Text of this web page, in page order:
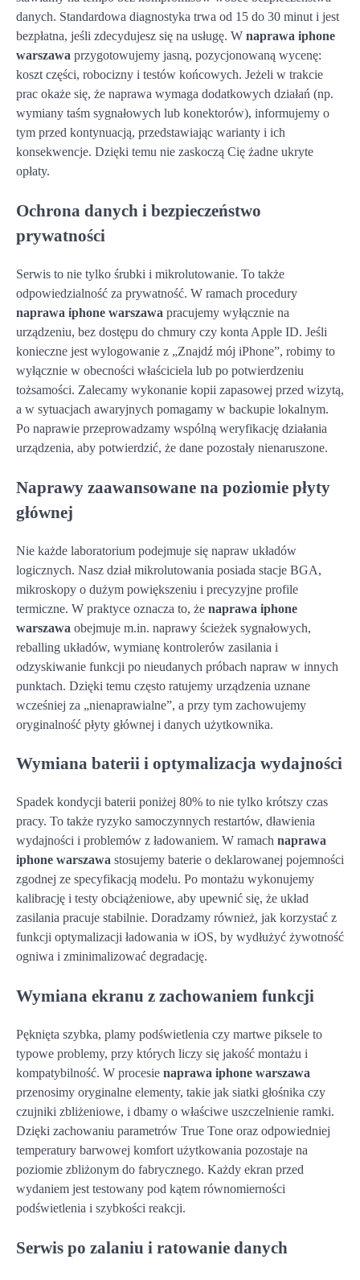
danych. Standardowa diagnostyka trwa od 15 do 30 minut i jest
bezpłatna, jeśli zdecydujesz się na usługę. W naprawa iphone
warszawa przygotowujemy jasną, pozycjonowaną wycenę:
koszt części, robocizny i testów końcowych. Jeżeli w trakcie
prac okaże się, że naprawa wymaga dodatkowych działań (np.
wymiany taśm sygnałowych lub konektorów), informujemy o
tym przed kontynuacją, przedstawiając warianty i ich
konsekwencje. Dzięki temu nie zaskoczą Cię żadne ukryte
opłaty.
Ochrona danych i bezpieczeństwo
prywatności
Serwis to nie tylko śrubki i mikrolutowanie. To także
odpowiedzialność za prywatność. W ramach procedury
naprawa iphone warszawa pracujemy wyłącznie na
urządzeniu, bez dostępu do chmury czy konta Apple ID. Jeśli
konieczne jest wylogowanie z „Znajdź mój iPhone”, robimy to
wyłącznie w obecności właściciela lub po potwierdzeniu
tożsamości. Zalecamy wykonanie kopii zapasowej przed wizytą,
a w sytuacjach awaryjnych pomagamy w backupie lokalnym.
Po naprawie przeprowadzamy wspólną weryfikację działania
urządzenia, aby potwierdzić, że dane pozostały nienaruszone.
Naprawy zaawansowane na poziomie płyty
głównej
Nie każde laboratorium podejmuje się napraw układów
logicznych. Nasz dział mikrolutowania posiada stacje BGA,
mikroskopy o dużym powiększeniu i precyzyjne profile
termiczne. W praktyce oznacza to, że naprawa iphone
warszawa obejmuje m.in. naprawy ścieżek sygnałowych,
reballing układów, wymianę kontrolerów zasilania i
odzyskiwanie funkcji po nieudanych próbach napraw w innych
punktach. Dzięki temu często ratujemy urządzenia uznane
wcześniej za „nienaprawialne”, a przy tym zachowujemy
oryginalność płyty głównej i danych użytkownika.
Wymiana baterii i optymalizacja wydajności
Spadek kondycji baterii poniżej 80% to nie tylko krótszy czas
pracy. To także ryzyko samoczynnych restartów, dławienia
wydajności i problemów z ładowaniem. W ramach naprawa
iphone warszawa stosujemy baterie o deklarowanej pojemności
zgodnej ze specyfikacją modelu. Po montażu wykonujemy
kalibrację i testy obciążeniowe, aby upewnić się, że układ
zasilania pracuje stabilnie. Doradzamy również, jak korzystać z
funkcji optymalizacji ładowania w iOS, by wydłużyć żywotność
ogniwa i zminimalizować degradację.
Wymiana ekranu z zachowaniem funkcji
Pęknięta szybka, plamy podświetlenia czy martwe piksele to
typowe problemy, przy których liczy się jakość montażu i
kompatybilność. W procesie naprawa iphone warszawa
przenosimy oryginalne elementy, takie jak siatki głośnika czy
czujniki zbliżeniowe, i dbamy o właściwe uszczelnienie ramki.
Dzięki zachowaniu parametrów True Tone oraz odpowiedniej
temperatury barwowej komfort użytkowania pozostaje na
poziomie zbliżonym do fabrycznego. Każdy ekran przed
wydaniem jest testowany pod kątem równomierności
podświetlenia i szybkości reakcji.
Serwis po zalaniu i ratowanie danych